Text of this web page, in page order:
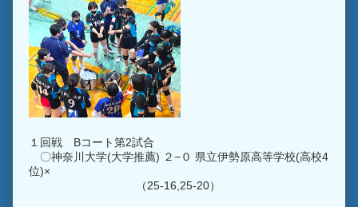
１回戦 Bコート第2試合
〇神奈川大学(大学推薦) ２−０ 県立伊勢原高等学校(高校4
位)×
（25-16,25-20）